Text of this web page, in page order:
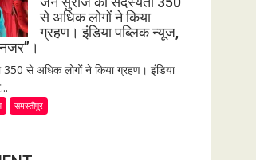
से अधिक लोगों ने किया
ग्रहण। इंडिया पब्लिक न्यूज,
से अधिक लोगों ने किया ग्रहण। इंडिया
समस्तीपुर